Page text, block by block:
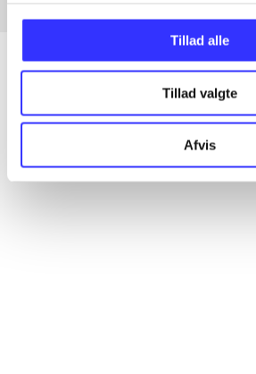
Tillad alle
Tillad valgte
Afvis
Artikler
Alle registrerede artikler fordelt på